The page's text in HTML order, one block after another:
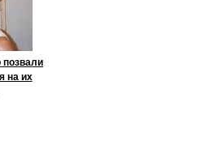
позвали
на их